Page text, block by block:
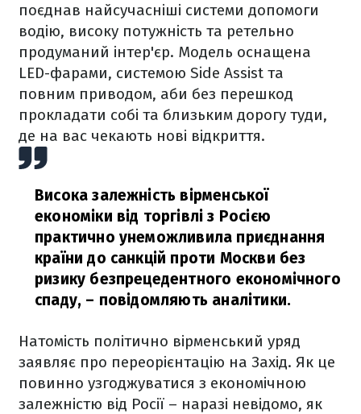
поєднав найсучасніші системи допомоги
водію, високу потужність та ретельно
продуманий інтер'єр. Модель оснащена
LED-фарами, системою Side Assist та
повним приводом, аби без перешкод
прокладати собі та близьким дорогу туди,
де на вас чекають нові відкриття.
Висока залежність вірменської
економіки від торгівлі з Росією
практично унеможливила приєднання
країни до санкцій проти Москви без
ризику безпрецедентного економічного
спаду, – повідомляють аналітики.
Натомість політично вірменський уряд
заявляє про переорієнтацію на Захід. Як це
повинно узгоджуватися з економічною
залежністю від Росії – наразі невідомо, як